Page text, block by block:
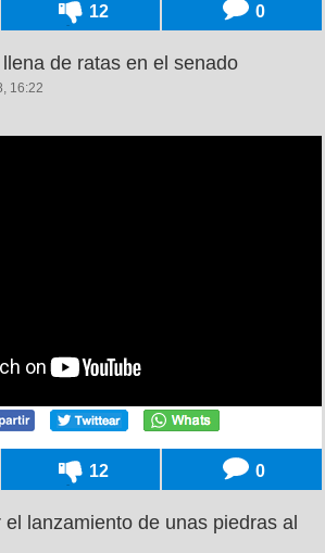
12 0
de ratas en el senado
16:22
12 0
lanzamiento de unas piedras al